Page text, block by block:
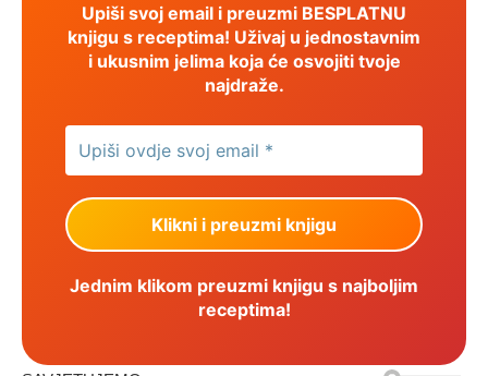
Upiši svoj email i preuzmi BESPLATNU
knjigu s receptima! Uživaj u jednostavnim
i ukusnim jelima koja će osvojiti tvoje
najdraže.
Jednim klikom preuzmi knjigu s najboljim
receptima!